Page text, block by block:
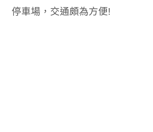
停車場，交通頗為方便!